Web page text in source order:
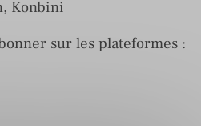
Konbini
sur les plateformes :